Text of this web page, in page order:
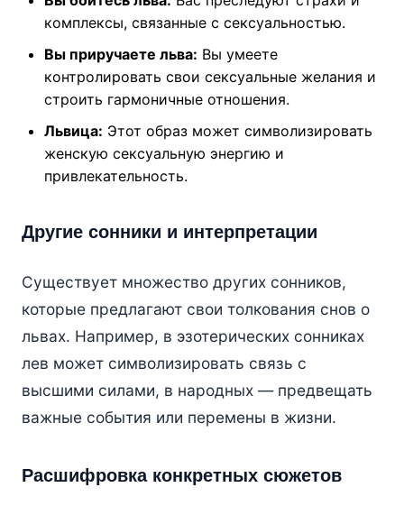
комплексы, связанные с сексуальностью.
Вы приручаете льва: Вы умеете
контролировать свои сексуальные желания и
строить гармоничные отношения.
Львица: Этот образ может символизировать
женскую сексуальную энергию и
привлекательность.
Другие сонники и интерпретации
Существует множество других сонников,
которые предлагают свои толкования снов о
львах. Например, в эзотерических сонниках
лев может символизировать связь с
высшими силами, в народных — предвещать
важные события или перемены в жизни.
Расшифровка конкретных сюжетов